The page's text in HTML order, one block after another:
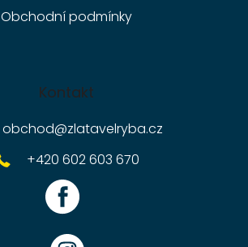
Obchodní podmínky
Kontakt
obchod@zlatavelryba.cz
+420 602 603 670